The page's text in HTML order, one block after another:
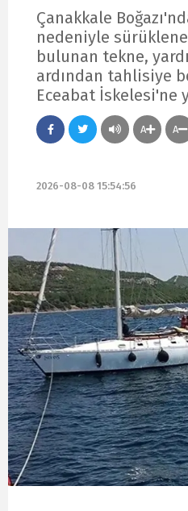
Çanakkale
nedeniyle
bulunan tekne,
ardından tahlisiye
Eceabat İskelesi'ne
A A
2026-08-08 15:54:56